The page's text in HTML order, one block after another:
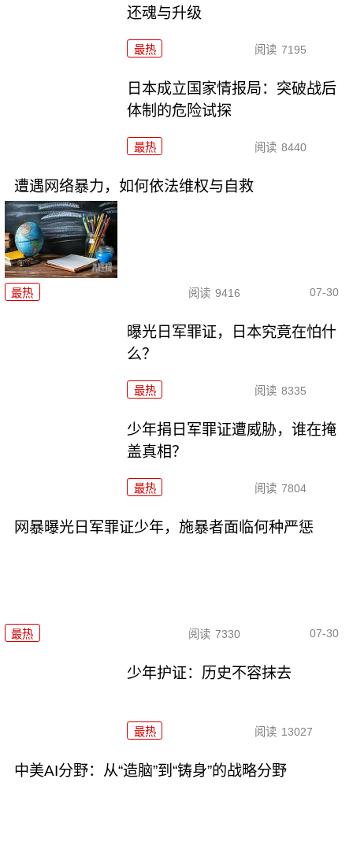
还魂与升级
最热 阅读 7195
日本成立国家情报局：突破战后
体制的危险试探
最热 阅读 8440
遭遇网络暴力，如何依法维权与自救
最热 阅读 9416 07-30
曝光日军罪证，日本究竟在怕什
么？
最热 阅读 8335
少年捐日军罪证遭威胁，谁在掩
盖真相？
最热 阅读 7804
网暴曝光日军罪证少年，施暴者面临何种严惩
最热 阅读 7330 07-30
少年护证：历史不容抹去
最热 阅读 13027
中美AI分野：从“造脑”到“铸身”的战略分野